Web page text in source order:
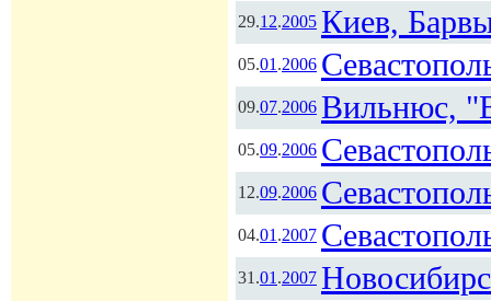
29.12.2005 Киев,
05.01.2006
09.07.2006 Вильнюс,
05.09.2006
12.09.2006
04.01.2007
31.01.2007